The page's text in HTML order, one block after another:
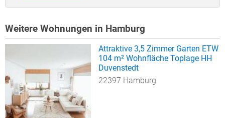
Weitere Wohnungen in Hamburg
Attraktive 3,5 Zimmer Garten ETW
104 m² Wohnfläche Toplage HH
Duvenstedt
22397 Hamburg